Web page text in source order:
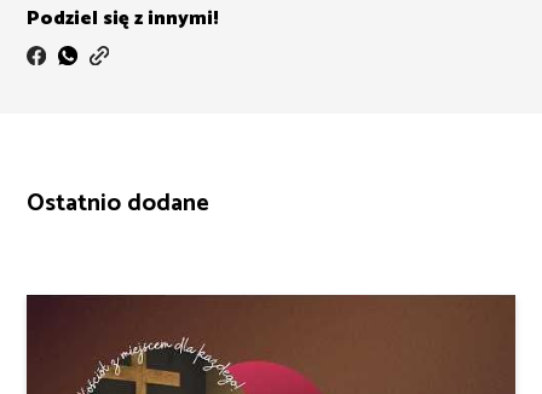
Podziel się z innymi!
Ostatnio dodane